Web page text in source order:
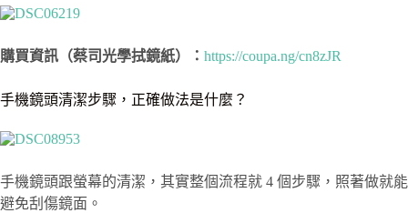
購買資訊（蔡司光學拭鏡紙）： https://coupa.ng/cn8zJR
手機鏡頭清潔步驟，正確做法是什麼？
手機鏡頭跟螢幕的清潔，其實整個流程就 4 個步驟，照著做就能
避免刮傷鏡面。